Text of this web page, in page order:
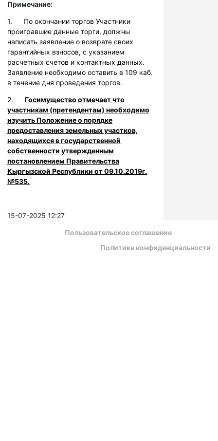
Примечание:
1. По окончании торгов Участники
проигравшие данные торги, должны
написать заявление о возврате своих
гарантийных взносов, с указанием
расчетных счетов и контактных данных.
Заявление необходимо оставить в 109 каб.
в течение дня проведения торгов.
2. Госимущество отмечает что
участникам (претендентам) необходимо
изучить Положение о порядке
предоставления земельных участков,
находящихся в государственной
собственности утвержденным
постановлением Правительства
Кыргызской Республики от 09.10.2019г.
№535.
15-07-2025 12:27
Пользовательское соглашение
Политика конфиденциальности